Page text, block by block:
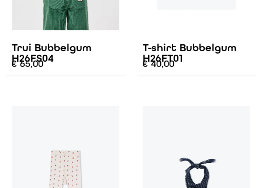
Trui Bubbelgum
H26FS04
€65,00
T-shirt Bubbelgum
H26FT01
€40,00